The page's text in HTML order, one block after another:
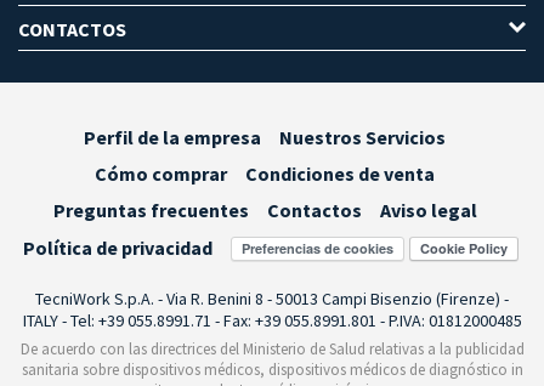
CONTACTOS
Perfil de la empresa
Nuestros Servicios
Cómo comprar
Condiciones de venta
Preguntas frecuentes
Contactos
Aviso legal
Política de privacidad
Preferencias de cookies
TecniWork S.p.A. - Via R. Benini 8 - 50013 Campi Bisenzio (Firenze) -
ITALY - Tel: +39 055.8991.71 - Fax: +39 055.8991.801 - P.IVA: 01812000485
De acuerdo con las directrices del Ministerio de Salud relativas a la publicidad
sanitaria sobre dispositivos médicos, dispositivos médicos de diagnóstico in